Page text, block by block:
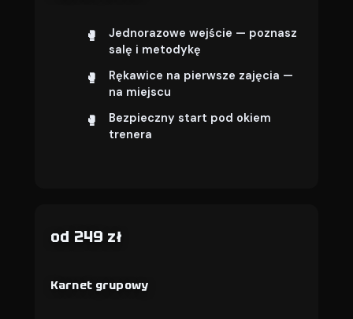
Jednorazowe wejście — poznasz
salę i metodykę
Rękawice na pierwsze zajęcia —
na miejscu
Bezpieczny start pod okiem
trenera
od 249 zł
Karnet grupowy